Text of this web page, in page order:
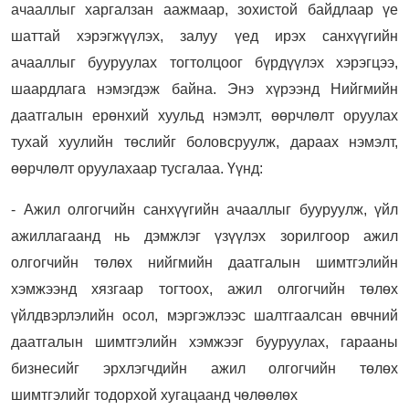
ачааллыг харгалзан аажмаар, зохистой байдлаар үе
шаттай хэрэгжүүлэх, залуу үед ирэх санхүүгийн
ачааллыг бууруулах тогтолцоог бүрдүүлэх хэрэгцээ,
шаардлага нэмэгдэж байна. Энэ хүрээнд Нийгмийн
даатгалын ерөнхий хуульд нэмэлт, өөрчлөлт оруулах
тухай хуулийн төслийг боловсруулж, дараах нэмэлт,
өөрчлөлт оруулахаар тусгалаа. Үүнд:
- Ажил олгогчийн санхүүгийн ачааллыг бууруулж, үйл
ажиллагаанд нь дэмжлэг үзүүлэх зорилгоор ажил
олгогчийн төлөх нийгмийн даатгалын шимтгэлийн
хэмжээнд хязгаар тогтоох, ажил олгогчийн төлөх
үйлдвэрлэлийн осол, мэргэжлээс шалтгаалсан өвчний
даатгалын шимтгэлийн хэмжээг бууруулах, гарааны
бизнесийг эрхлэгчдийн ажил олгогчийн төлөх
шимтгэлийг тодорхой хугацаанд чөлөөлөх